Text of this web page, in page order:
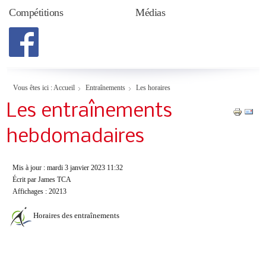
Compétitions
Médias
Vous êtes ici :Accueil Entraînements Les horaires
Les entraînements
hebdomadaires
Mis à jour : mardi 3 janvier 2023 11:32
Écrit par James TCA
Affichages : 20213
Horaires des entraînements